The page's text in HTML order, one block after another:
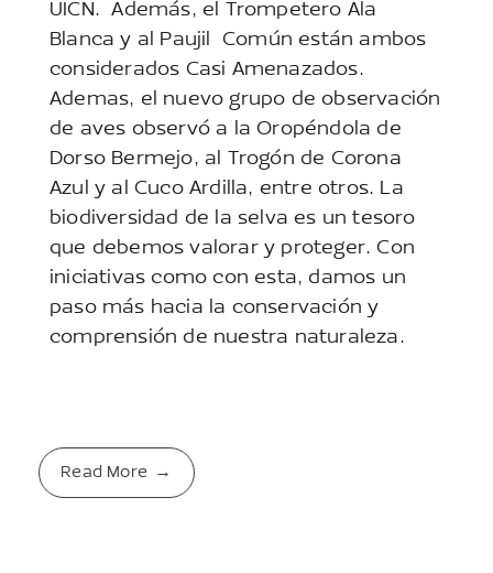
UICN. Además, el Trompetero Ala
Blanca y al Paujil Común están ambos
considerados Casi Amenazados.
Ademas, el nuevo grupo de observación
de aves observó a la Oropéndola de
Dorso Bermejo, al Trogón de Corona
Azul y al Cuco Ardilla, entre otros. La
biodiversidad de la selva es un tesoro
que debemos valorar y proteger. Con
iniciativas como con esta, damos un
paso más hacia la conservación y
comprensión de nuestra naturaleza.
Read More